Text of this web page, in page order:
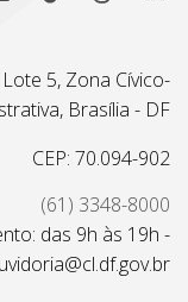
5, Zona Cívico-
Brasília - DF
CEP: 70.094-902
(61) 3348-8000
das 9h às 19h -